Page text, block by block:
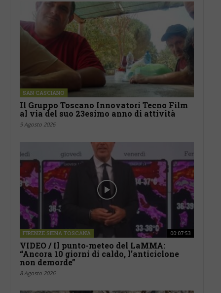
SAN CASCIANO
Il Gruppo Toscano Innovatori Tecno Film
al via del suo 23esimo anno di attività
9 Agosto 2026
FIRENZE SIENA TOSCANA 00:07:53
VIDEO / Il punto-meteo del LaMMA:
“Ancora 10 giorni di caldo, l’anticiclone
non demorde”
8 Agosto 2026